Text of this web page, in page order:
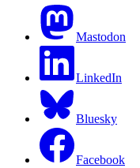
Mastodon
LinkedIn
Bluesky
Facebook